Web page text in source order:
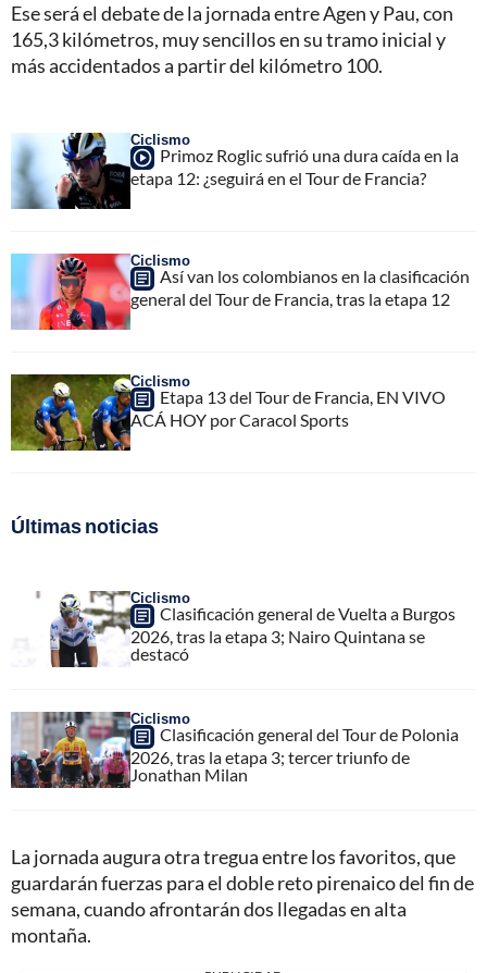
Ese será el debate de la jornada entre Agen y Pau, con
165,3 kilómetros, muy sencillos en su tramo inicial y
más accidentados a partir del kilómetro 100.
Ciclismo
Primoz Roglic sufrió una dura caída en la
etapa 12: ¿seguirá en el Tour de Francia?
Ciclismo
Así van los colombianos en la clasificación
general del Tour de Francia, tras la etapa 12
Ciclismo
Etapa 13 del Tour de Francia, EN VIVO
ACÁ HOY por Caracol Sports
Últimas noticias
Ciclismo
Clasificación general de Vuelta a Burgos
2026, tras la etapa 3; Nairo Quintana se
destacó
Ciclismo
Clasificación general del Tour de Polonia
2026, tras la etapa 3; tercer triunfo de
Jonathan Milan
La jornada augura otra tregua entre los favoritos, que
guardarán fuerzas para el doble reto pirenaico del fin de
semana, cuando afrontarán dos llegadas en alta
montaña.